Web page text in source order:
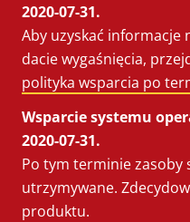
2020-07-31.
Aby uzyskać informacje
dacie wygaśnięcia,
polityka wsparcia po
Wsparcie systemu
2020-07-31.
Po tym terminie zasoby
utrzymywane.
produktu.